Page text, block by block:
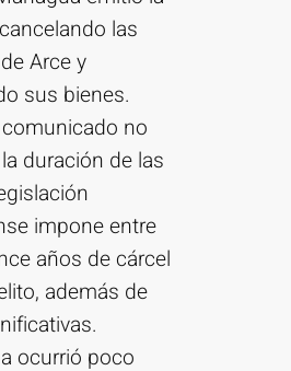
cancelando las
Arce y
sus bienes.
no
duración de las
impone entre
años de cárcel
además de
ocurrió poco